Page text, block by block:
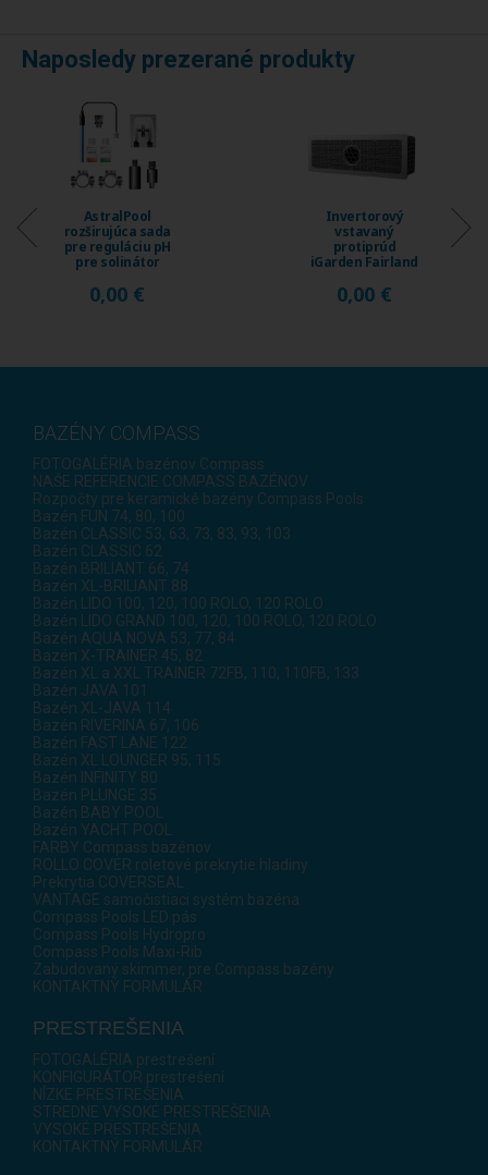
Naposledy prezerané produkty
AstralPool
rozširujúca sada
pre reguláciu pH
pre solinátor
...
0,00 €
Invertorový
vstavaný
protiprúd
iGarden Fairland
230 ...
0,00 €
BAZÉNY COMPASS
FOTOGALÉRIA bazénov Compass
NAŠE REFERENCIE COMPASS BAZÉNOV
Rozpočty pre keramické bazény Compass Pools
Bazén FUN 74, 80, 100
Bazén CLASSIC 53, 63, 73, 83, 93, 103
Bazén CLASSIC 62
Bazén BRILIANT 66, 74
Bazén XL-BRILIANT 88
Bazén LIDO 100, 120, 100 ROLO, 120 ROLO
Bazén LIDO GRAND 100, 120, 100 ROLO, 120 ROLO
Bazén AQUA NOVA 53, 77, 84
Bazén X-TRAINER 45, 82
Bazén XL a XXL TRAINER 72FB, 110, 110FB, 133
Bazén JAVA 101
Bazén XL-JAVA 114
Bazén RIVERINA 67, 106
Bazén FAST LANE 122
Bazén XL LOUNGER 95, 115
Bazén INFINITY 80
Bazén PLUNGE 35
Bazén BABY POOL
Bazén YACHT POOL
FARBY Compass bazénov
ROLLO COVER roletové prekrytie hladiny
Prekrytia COVERSEAL
VANTAGE samočistiaci systém bazéna
Compass Pools LED pás
Compass Pools Hydropro
Compass Pools Maxi-Rib
Zabudovaný skimmer, pre Compass bazény
KONTAKTNÝ FORMULÁR
PRESTREŠENIA
FOTOGALÉRIA prestrešení
KONFIGURÁTOR prestrešení
NÍZKE PRESTREŠENIA
STREDNE VYSOKÉ PRESTREŠENIA
VYSOKÉ PRESTREŠENIA
KONTAKTNÝ FORMULÁR